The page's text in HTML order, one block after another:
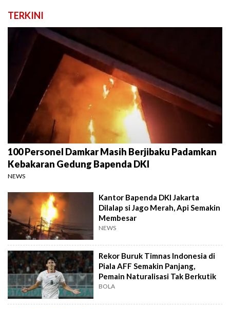
TERKINI
100 Personel Damkar Masih Berjibaku Padamkan
Kebakaran Gedung Bapenda DKI
NEWS
Kantor Bapenda DKI Jakarta
Dilalap si Jago Merah, Api Semakin
Membesar
NEWS
Rekor Buruk Timnas Indonesia di
Piala AFF Semakin Panjang,
Pemain Naturalisasi Tak Berkutik
BOLA